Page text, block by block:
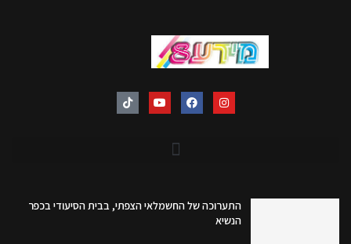
התערוכה של החשמלאי הצפתי, בבית הסיעודי בכפר
הנשיא